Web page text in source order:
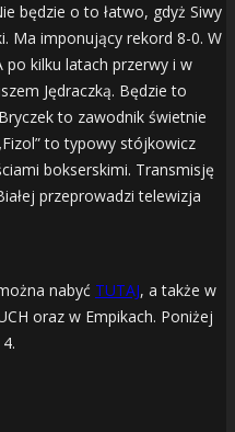
będzie o to łatwo, gdyż Siwy
Ma imponujący rekord 8-0. W
kilku latach przerwy i w
Jędraczką. Będzie to
to zawodnik świetnie
to typowy stójkowicz
bokserskimi. Transmisję
przeprowadzi telewizja
nabyć TUTAJ, a także w
oraz w Empikach. Poniżej